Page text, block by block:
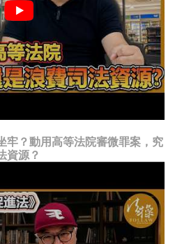
牢？動用高等法院審微罪案，究
資源？